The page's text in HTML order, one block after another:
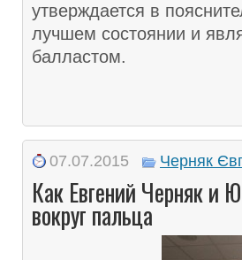
утверждается в
лучшем состоянии и
балластом.
07.07.2015 Черняк
Как Евгений Черняк и
вокруг пальца